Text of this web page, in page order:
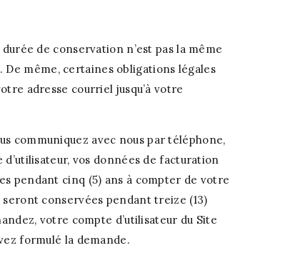
de conservation n’est pas la même
même, certaines obligations légales
adresse courriel jusqu’à votre
communiquez avec nous par téléphone,
vos données de facturation
pendant cinq (5) ans à compter de votre
conservées pendant treize (13)
votre compte d’utilisateur du Site
formulé la demande.